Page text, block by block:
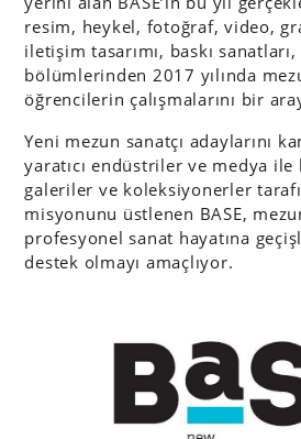
resim, heykel, fotoğraf, video,
iletişim tasarımı, baskı
bölümlerinden 2017 yılında
öğrencilerin çalışmalarını bir
Yeni mezun sanatçı adaylarını
yaratıcı endüstriler ve medya
galeriler ve koleksiyonerler
misyonunu üstlenen BASE,
profesyonel sanat hayatına
destek olmayı amaçlıyor.